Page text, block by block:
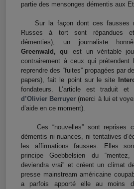
partie des mensonges démentis aux
Sur la façon dont ces fausses
Russes à tort sont répandues
démenties), un journaliste
Greenwald, qui est un véritable
contrairement à ceux qui prétendent
reprendre des “fuites” propagées par
papers), fait le point sur le site
fondateurs. L’article est traduit et
d’Olivier Berruyer (merci à lui et
d’aide en ce moment).
Ces “nouvelles” sont reprises
démentis ni nuances, ni tentatives
les affirmations fausses. Elles
principe Goebbelsien du
deviendra vrai” et créent un climat
presse mainstream américaine
a parfois apporté elle au moins